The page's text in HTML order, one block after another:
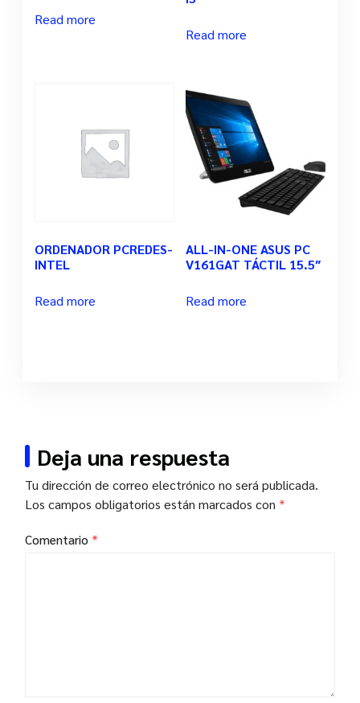
Read more
Read more
ORDENADOR PCREDES-
INTEL
Read more
ALL-IN-ONE ASUS PC
V161GAT TÁCTIL 15.5″
Read more
Deja una respuesta
Tu dirección de correo electrónico no será publicada.
Los campos obligatorios están marcados con *
Comentario *